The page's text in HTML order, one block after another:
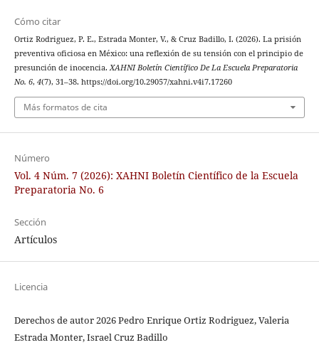
Cómo citar
Ortiz Rodriguez, P. E., Estrada Monter, V., & Cruz Badillo, I. (2026). La prisión
preventiva oficiosa en México: una reflexión de su tensión con el principio de
presunción de inocencia.XAHNI Boletín Científico De La Escuela Preparatoria
No. 6, 4(7), 31–38. https://doi.org/10.29057/xahni.v4i7.17260
Más formatos de cita
Número
Vol. 4 Núm. 7 (2026): XAHNI Boletín Científico de la Escuela
Preparatoria No. 6
Sección
Artículos
Licencia
Derechos de autor 2026 Pedro Enrique Ortiz Rodriguez, Valeria
Estrada Monter, Israel Cruz Badillo